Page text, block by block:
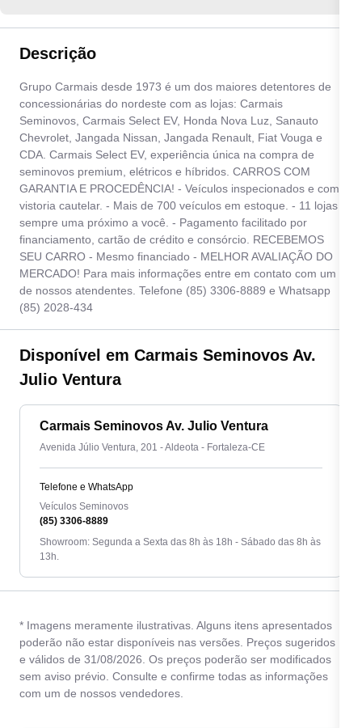
Descrição
Grupo Carmais desde 1973 é um dos maiores detentores de
concessionárias do nordeste com as lojas: Carmais
Seminovos, Carmais Select EV, Honda Nova Luz, Sanauto
Chevrolet, Jangada Nissan, Jangada Renault, Fiat Vouga e
CDA. Carmais Select EV, experiência única na compra de
seminovos premium, elétricos e híbridos. CARROS COM
GARANTIA E PROCEDÊNCIA! - Veículos inspecionados e com
vistoria cautelar. - Mais de 700 veículos em estoque. - 11 lojas
sempre uma próximo a você. - Pagamento facilitado por
financiamento, cartão de crédito e consórcio. RECEBEMOS
SEU CARRO - Mesmo financiado - MELHOR AVALIAÇÃO DO
MERCADO! Para mais informações entre em contato com um
de nossos atendentes. Telefone (85) 3306-8889 e Whatsapp
(85) 2028-434
Disponível em Carmais Seminovos Av.
Julio Ventura
Carmais Seminovos Av. Julio Ventura
Avenida Júlio Ventura, 201 - Aldeota - Fortaleza-CE
Telefone e WhatsApp
Veículos Seminovos
(85) 3306-8889
Showroom: Segunda a Sexta das 8h às 18h - Sábado das 8h às
13h.
* Imagens meramente ilustrativas. Alguns itens apresentados
poderão não estar disponíveis nas versões. Preços sugeridos
e válidos de 31/08/2026. Os preços poderão ser modificados
sem aviso prévio. Consulte e confirme todas as informações
com um de nossos vendedores.
Quero receber contato por:
E-mail WhatsApp Telefone
Ao informar meus dados, eu concordo com aPolítica de privacidade
Enviar